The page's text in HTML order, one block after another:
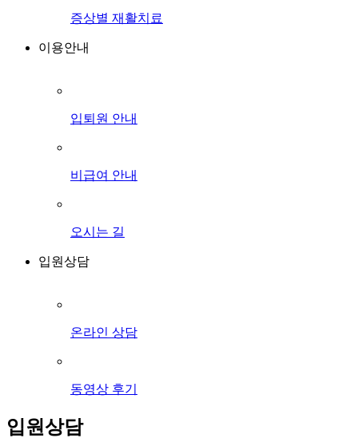
증상별 재활치료
이용안내
입퇴원 안내
비급여 안내
오시는 길
입원상담
온라인 상담
동영상 후기
입원상담